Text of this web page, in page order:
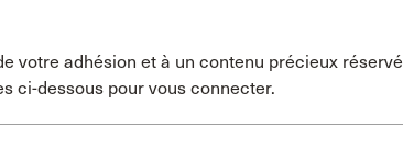
votre adhésion et à un contenu précieux réservé
ci-dessous pour vous connecter.